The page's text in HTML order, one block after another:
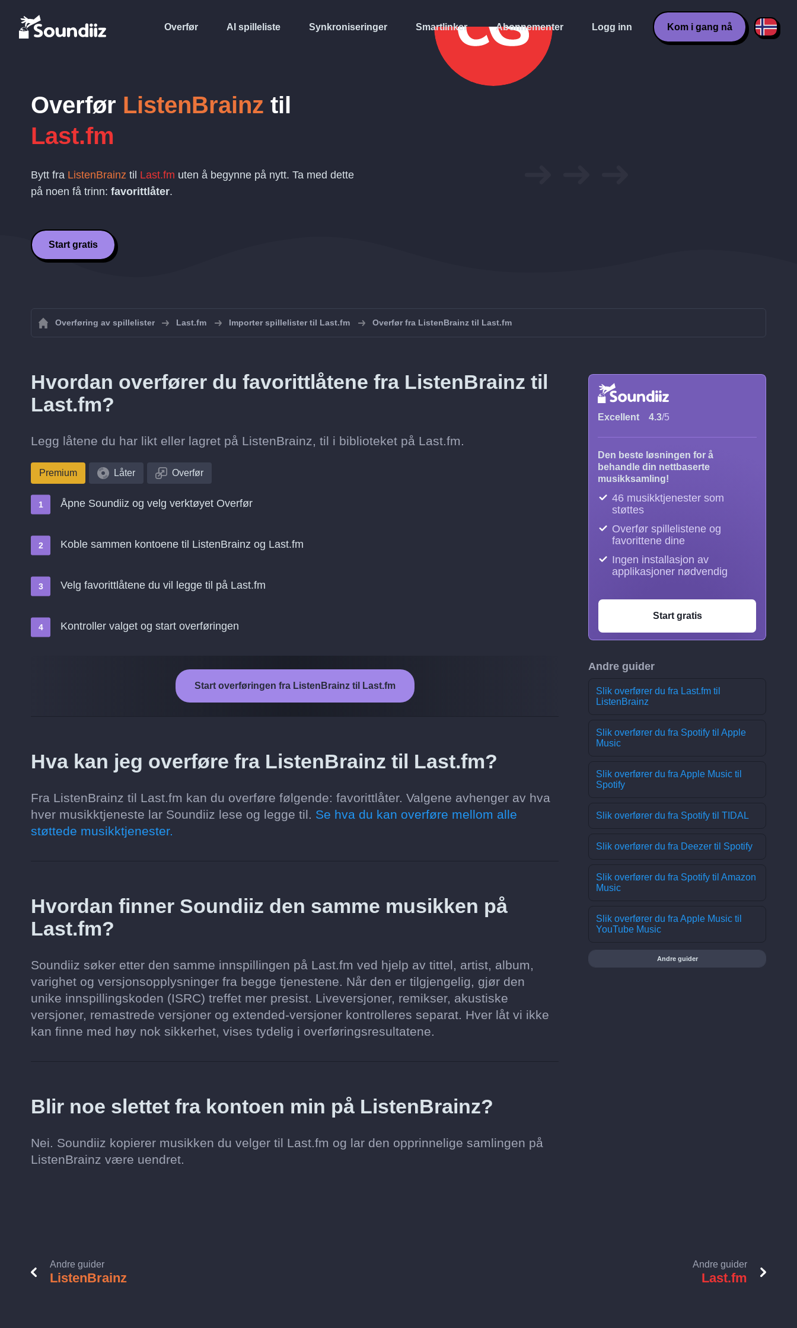
Overfør AI spilleliste Synkroniseringer Smartlinker Abonnementer Logg inn Kom i gang nå
Overfør ListenBrainz til
Last.fm
Bytt fra ListenBrainz til Last.fm uten å begynne på nytt. Ta med dette
på noen få trinn: favorittlåter.
Start gratis
Overføring av spillelister Last.fm Importer spillelister til Last.fm Overfør fra ListenBrainz til Last.fm
Hvordan overfører du favorittlåtene fra ListenBrainz til
Last.fm?
Legg låtene du har likt eller lagret på ListenBrainz, til i biblioteket på Last.fm.
Premium Låter Overfør
Åpne Soundiiz og velg verktøyet Overfør
Koble sammen kontoene til ListenBrainz og Last.fm
Velg favorittlåtene du vil legge til på Last.fm
Kontroller valget og start overføringen
Start overføringen fra ListenBrainz til Last.fm
Hva kan jeg overføre fra ListenBrainz til Last.fm?
Fra ListenBrainz til Last.fm kan du overføre følgende: favorittlåter. Valgene avhenger av hva
hver musikktjeneste lar Soundiiz lese og legge til. Se hva du kan overføre mellom alle
støttede musikktjenester.
Hvordan finner Soundiiz den samme musikken på
Last.fm?
Soundiiz søker etter den samme innspillingen på Last.fm ved hjelp av tittel, artist, album,
varighet og versjonsopplysninger fra begge tjenestene. Når den er tilgjengelig, gjør den
unike innspillingskoden (ISRC) treffet mer presist. Liveversjoner, remikser, akustiske
versjoner, remastrede versjoner og extended-versjoner kontrolleres separat. Hver låt vi ikke
kan finne med høy nok sikkerhet, vises tydelig i overføringsresultatene.
Blir noe slettet fra kontoen min på ListenBrainz?
Nei. Soundiiz kopierer musikken du velger til Last.fm og lar den opprinnelige samlingen på
ListenBrainz være uendret.
Excellent 4.3/5
Den beste løsningen for å
behandle din nettbaserte
musikksamling!
46 musikktjenester som
støttes
Overfør spillelistene og
favorittene dine
Ingen installasjon av
applikasjoner nødvendig
Start gratis
Andre guider
Slik overfører du fra Last.fm til
ListenBrainz
Slik overfører du fra Spotify til Apple
Music
Slik overfører du fra Apple Music til
Spotify
Slik overfører du fra Spotify til TIDAL
Slik overfører du fra Deezer til Spotify
Slik overfører du fra Spotify til Amazon
Music
Slik overfører du fra Apple Music til
YouTube Music
Andre guider
Andre guider
ListenBrainz
Andre guider
Last.fm